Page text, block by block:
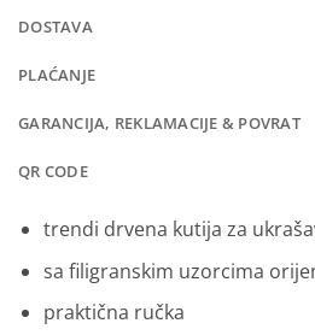
DOSTAVA
PLAĆANJE
GARANCIJA, REKLAMACIJE & POVRAT
QR CODE
trendi drvena kutija za
sa filigranskim uzorcima
praktična ručka